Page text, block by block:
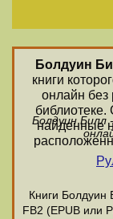
Болдуин
книги
онлайн без
найденные
Болдуин Билл
Книги Болдуин
FB2 (EPUB или